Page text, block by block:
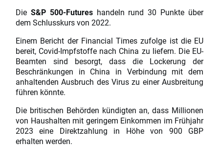
Die S&P 500-Futureshandeln rund 30 Punkte über
dem Schlusskurs von 2022.
Einem Bericht der Financial Times zufolge ist die EU
bereit, Covid-Impfstoffe nach China zu liefern. Die EU-
Beamten sind besorgt, dass die Lockerung der
Beschränkungen in China in Verbindung mit dem
anhaltenden Ausbruch des Virus zu einer Ausbreitung
führen könnte.
Die britischen Behörden kündigten an, dass Millionen
von Haushalten mit geringem Einkommen im Frühjahr
2023 eine Direktzahlung in Höhe von 900 GBP
erhalten werden.